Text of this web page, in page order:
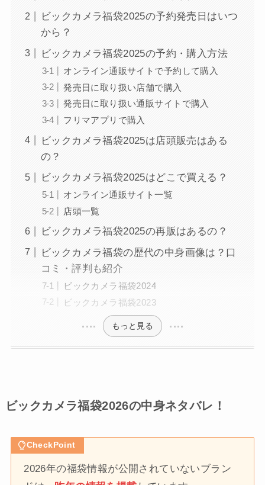
ビックカメラ福袋2025の予約発売日はいつ
から？
ビックカメラ福袋2025の予約・購入方法
オンライン通販サイトで予約して購入
発売日に取り扱い店舗で購入
発売日に取り扱い通販サイトで購入
フリマアプリで購入
ビックカメラ福袋2025は店頭販売はある
の？
ビックカメラ福袋2025はどこで買える？
オンライン通販サイト一覧
店頭一覧
ビックカメラ福袋2025の再販はあるの？
ビックカメラ福袋の歴代の中身画像は？口
コミ・評判も紹介
ビックカメラ福袋2024
ビックカメラ福袋2023
もっと見る
ビックカメラ福袋2026の中身ネタバレ！
CheckPoint
2026年の福袋情報が公開されていないブラン